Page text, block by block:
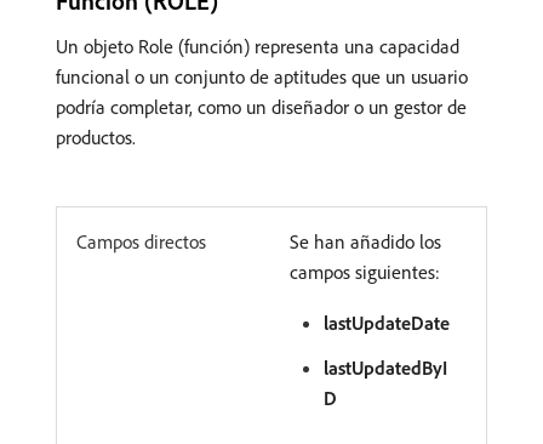
Un objeto Role (función) representa una capacidad
funcional o un conjunto de aptitudes que un usuario
podría completar, como un diseñador o un gestor de
productos.
Campos directos
Se han añadido los
campos siguientes:
lastUpdateDate
lastUpdatedByI
D